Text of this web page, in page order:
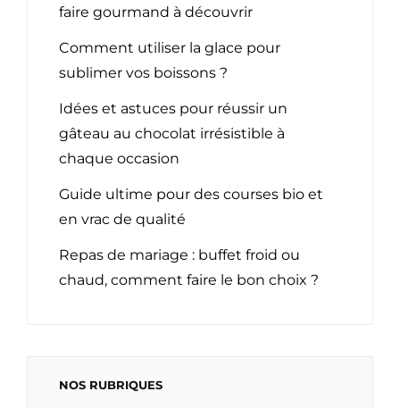
faire gourmand à découvrir
Comment utiliser la glace pour
sublimer vos boissons ?
Idées et astuces pour réussir un
gâteau au chocolat irrésistible à
chaque occasion
Guide ultime pour des courses bio et
en vrac de qualité
Repas de mariage : buffet froid ou
chaud, comment faire le bon choix ?
NOS RUBRIQUES